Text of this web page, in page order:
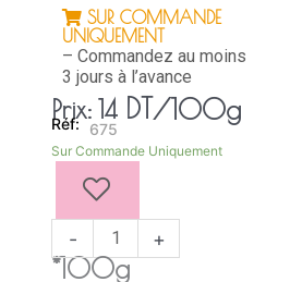
SUR COMMANDE
UNIQUEMENT
– Commandez au moins
3 jours à l’avance
Prix: 14 DT/100g
675
Sur Commande Uniquement
-
quantité
CERISE
+
*100g